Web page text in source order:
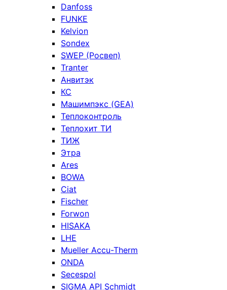
Danfoss
FUNKE
Kelvion
Sondex
SWEP (Росвеп)
Tranter
Анвитэк
КС
Машимпэкс (GEA)
Теплоконтроль
Теплохит ТИ
ТИЖ
Этра
Ares
BOWA
Ciat
Fischer
Forwon
HISAKA
LHE
Mueller Accu-Therm
ONDA
Secespol
SIGMA API Schmidt